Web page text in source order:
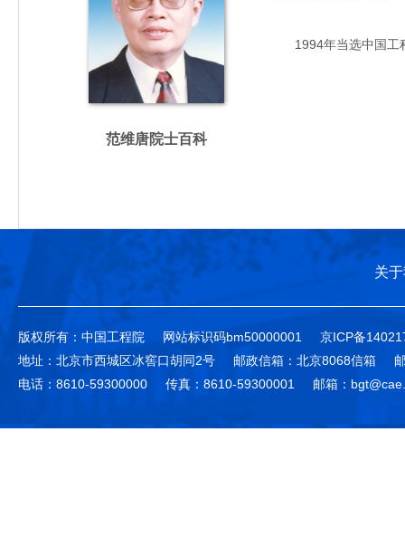
范维唐院士百科
1994年当选中国工
关
版权所有：中国工程院 网站标识码bm50000001
京ICP备
地址：北京市西城区冰窖口胡同2号
邮政信箱：北京8068信箱
电话：8610-59300000
传真：8610-59300001 邮箱：